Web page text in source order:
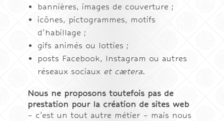
bannières, images de couverture ;
icônes, pictogrammes, motifs
d’habillage ;
gifs animés ou lotties ;
posts Facebook, Instagram ou autres
réseaux sociaux et cætera.
Nous ne proposons toutefois pas de
prestation pour la création de sites web
– c’est un tout autre métier – mais nous